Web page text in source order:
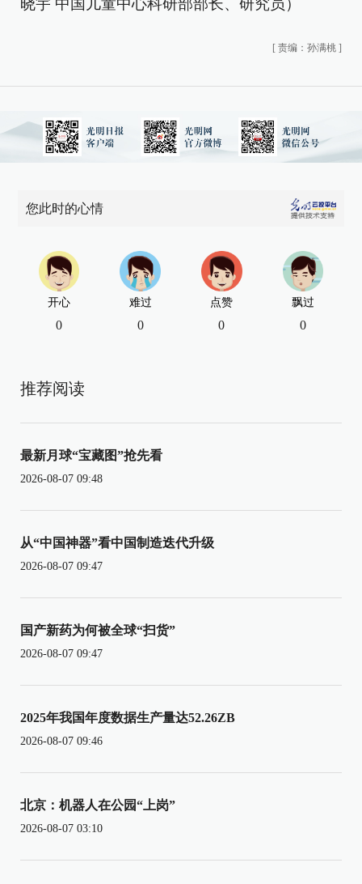
晓宇 中国儿童中心科研部部长、研究员）
[ 责编：孙满桃 ]
您此时的心情
开心
0
难过
0
点赞
0
飘过
0
推荐阅读
最新月球“宝藏图”抢先看
2026-08-07 09:48
从“中国神器”看中国制造迭代升级
2026-08-07 09:47
国产新药为何被全球“扫货”
2026-08-07 09:47
2025年我国年度数据生产量达52.26ZB
2026-08-07 09:46
北京：机器人在公园“上岗”
2026-08-07 03:10